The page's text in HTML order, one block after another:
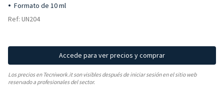
Formato de 10 ml
Ref: UN204
Accede para ver precios y comprar
Los precios en Tecniwork.it son visibles después de iniciar sesión en el sitio web
reservado a profesionales del sector.